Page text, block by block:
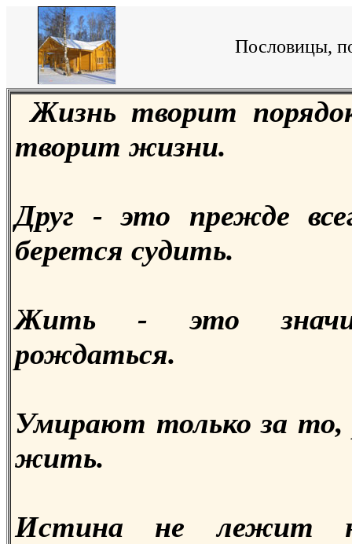
Пословицы,
Жизнь творит
творит жизни.
Друг - это прежде
берется судить.
Жить - это
рождаться.
Умирают только за то,
жить.
Истина не лежит